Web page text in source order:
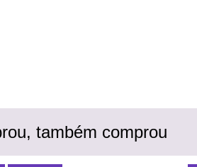
também comprou